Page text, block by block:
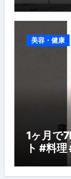
美容・健康
1ヶ月で
ト #料